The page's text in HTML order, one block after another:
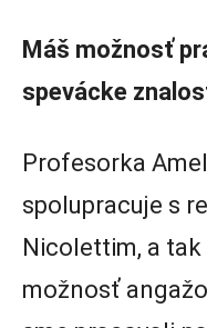
Máš možnosť
spevácke
Profesorka
spolupracuje s
Nicolettim, a
možnosť